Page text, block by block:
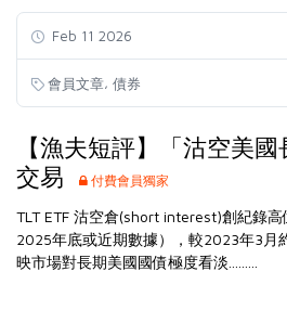
Feb 11 2026
會員文章, 債券
【漁夫短評】「沽空美
交易
付費會員獨家
TLT ETF 沽空倉(short interest)創紀錄
2025年底或近期數據），較2023年3月
映市場對長期美國國債極度看淡.........